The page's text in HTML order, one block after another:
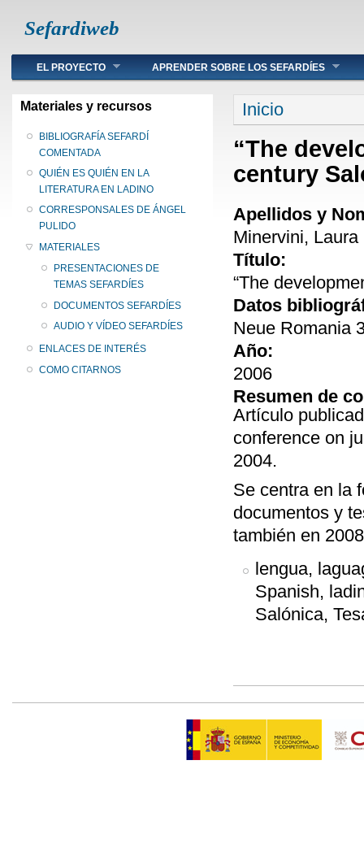
Sefardiweb
Main menu
EL PROYECTO APRENDER SOBRE LOS SEFARDÍES
Materiales y recursos
BIBLIOGRAFÍA SEFARDÍ
COMENTADA
QUIÉN ES QUIÉN EN LA
LITERATURA EN LADINO
CORRESPONSALES DE ÁNGEL
PULIDO
MATERIALES
PRESENTACIONES DE
TEMAS SEFARDÍES
DOCUMENTOS SEFARDÍES
AUDIO Y VÍDEO SEFARDÍES
ENLACES DE INTERÉS
COMO CITARNOS
Se encuentra
Inicio
“The
century
Apellidos y
Minervini, Laura
Título:
“The
Datos
Neue Romania
Año:
2006
Resumen de
Artículo
conference on
2004.
Se centra en la
documentos y
también en
lengua,
Spanish,
Salónica,